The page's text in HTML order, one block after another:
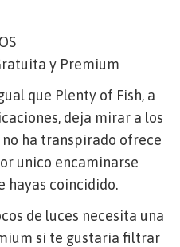
y Premium
que Plenty of Fish, a
deja mirar a los
ha transpirado ofrece
unico encaminarse
hayas coincidido.
de luces necesita una
si te gustaria filtrar